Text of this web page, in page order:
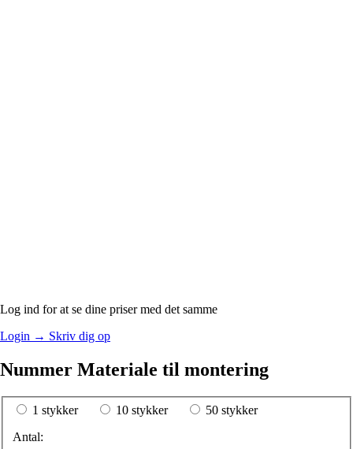
Log ind for at se dine priser med det samme
Login → Skriv dig op
Nummer Materiale til montering
1 stykker 10 stykker
50 stykker
Antal: